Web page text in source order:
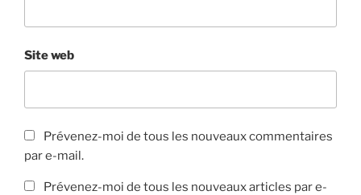
Site web
Prévenez-moi de tous les nouveaux commentaires
par e-mail.
Prévenez-moi de tous les nouveaux articles par e-